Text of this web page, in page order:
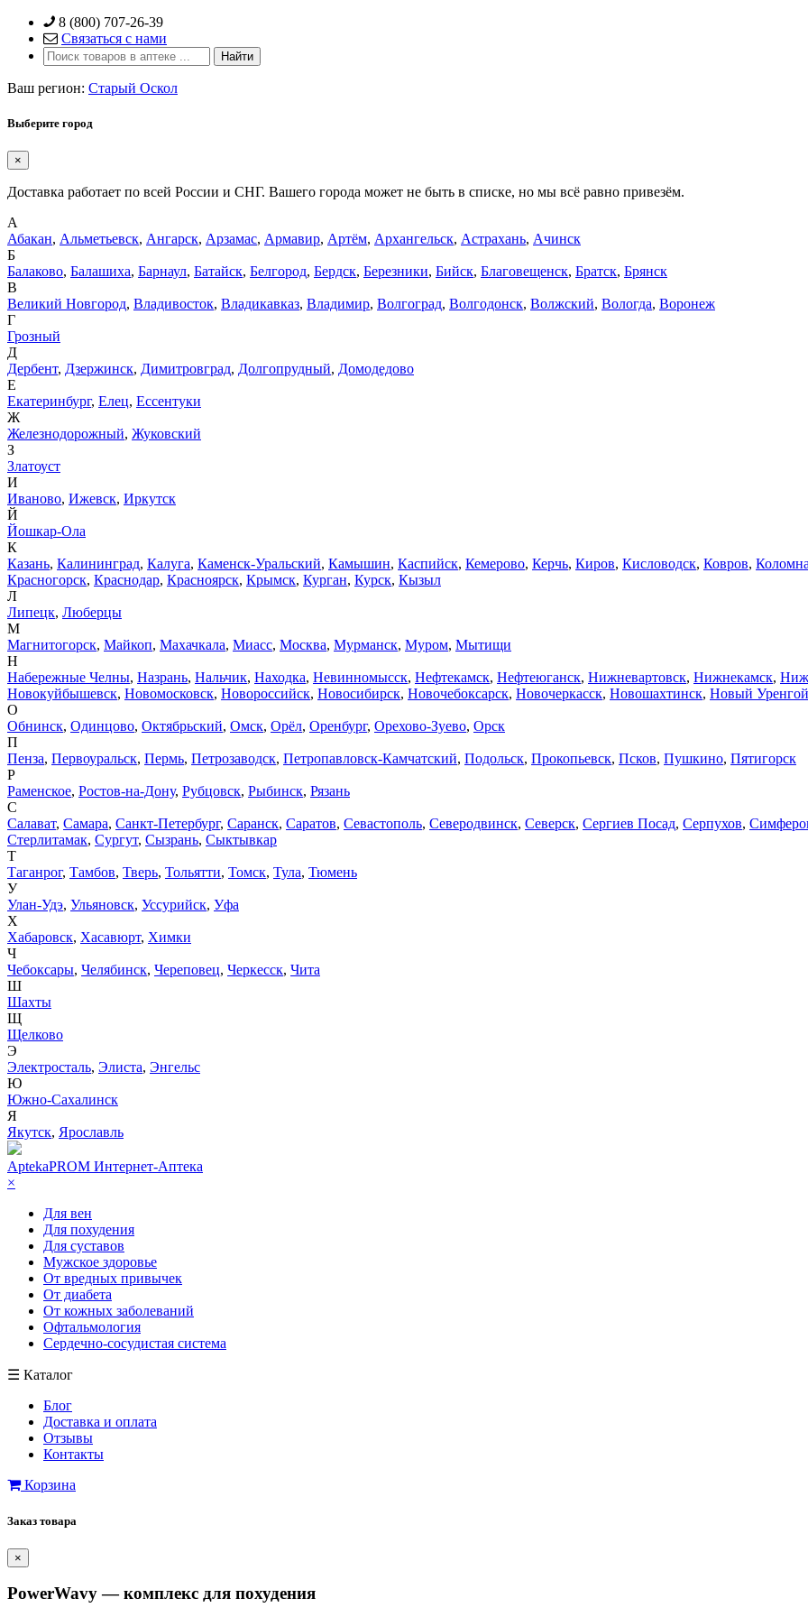
Skip
content
8 (800) 707-26-39
Связаться с нами
Ваш регион: Старый Оскол
Выберите город
×
Доставка работает по всей России и СНГ. Вашего города может не быть в списке, но мы всё равно привезём.
А
Абакан, Альметьевск, Ангарск, Арзамас, Армавир, Артём, Архангельск, Астрахань, Ачинск
Б
Балаково, Балашиха, Барнаул, Батайск, Белгород, Бердск, Березники, Бийск, Благовещенск, Братск, Брянск
В
Великий Новгород, Владивосток, Владикавказ, Владимир, Волгоград, Волгодонск, Волжский, Вологда, Воронеж
Г
Грозный
Д
Дербент, Дзержинск, Димитровград, Долгопрудный, Домодедово
Е
Екатеринбург, Елец, Ессентуки
Ж
Железнодорожный, Жуковский
З
Златоуст
И
Иваново, Ижевск, Иркутск
Й
Йошкар-Ола
К
Казань, Калининград, Калуга, Каменск-Уральский, Камышин, Каспийск, Кемерово, Керчь, Киров, Кисловодск, Ковров, Коломна
Красногорск, Краснодар, Красноярск, Крымск, Курган, Курск, Кызыл
Л
Липецк, Люберцы
М
Магнитогорск, Майкоп, Махачкала, Миасс, Москва, Мурманск, Муром, Мытищи
Н
Набережные Челны, Назрань, Нальчик, Находка, Невинномысск, Нефтекамск, Нефтеюганск, Нижневартовск, Нижнекамск,
Новокуйбышевск, Новомосковск, Новороссийск, Новосибирск, Новочебоксарск, Новочеркасск, Новошахтинск, Новый Уренгой
О
Обнинск, Одинцово, Октябрьский, Омск, Орёл, Оренбург, Орехово-Зуево, Орск
П
Пенза, Первоуральск, Пермь, Петрозаводск, Петропавловск-Камчатский, Подольск, Прокопьевск, Псков, Пушкино, Пятигорск
Р
Раменское, Ростов-на-Дону, Рубцовск, Рыбинск, Рязань
С
Салават, Самара, Санкт-Петербург, Саранск, Саратов, Севастополь, Северодвинск, Северск, Сергиев Посад, Серпухов,
Стерлитамак, Сургут, Сызрань, Сыктывкар
Т
Таганрог, Тамбов, Тверь, Тольятти, Томск, Тула, Тюмень
У
Улан-Удэ, Ульяновск, Уссурийск, Уфа
Х
Хабаровск, Хасавюрт, Химки
Ч
Чебоксары, Челябинск, Череповец, Черкесск, Чита
Ш
Шахты
Щ
Щелково
Э
Электросталь, Элиста, Энгельс
Ю
Южно-Сахалинск
Я
Якутск, Ярославль
AptekaPROM Интернет-Аптека
×
Для вен
Для похудения
Для суставов
Мужское здоровье
От вредных привычек
От диабета
От кожных заболеваний
Офтальмология
Сердечно-сосудистая система
☰ Каталог
Блог
Доставка и оплата
Отзывы
Контакты
Корзина
Заказ товара
×
PowerWavy — комплекс для похудения